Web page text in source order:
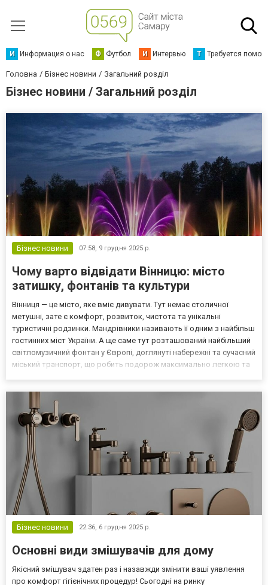
И Информация о нас Ф Футбол И Интервью Т Требуется
Головна Бізнес новини Загальний розділ
Бізнес новини / Загальний розділ
Бізнес новини 07:58, 9 грудня 2025 р.
Чому варто відвідати Вінницю: місто
затишку, фонтанів та культури
Вінниця — це місто, яке вміє дивувати. Тут немає столичної
метушні, зате є комфорт, розвиток, чистота та унікальні
туристичні родзинки. Мандрівники називають її одним з найбільш
гостинних міст України. А ще саме тут розташований найбільший
світломузичний фонтан у Європі, доглянуті набережні та сучасний
міський транспорт, що робить подорож максимально легкою та
Бізнес новини 22:36, 6 грудня 2025 р.
Основні види змішувачів для дому
Якісний змішувач здатен раз і назавжди змінити ваші уявлення
про комфорт гігієнічних процедур! Сьогодні на ринку